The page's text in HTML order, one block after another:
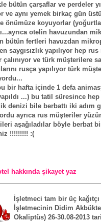
bütün çarşaflar ve perdeler
ve aynı yemek birkaç gün
önümüze koyuyorlar
otelin havuzundan
bütün fertleri havuzdan
saygısızlık yapılıyor hep
çalınıyor ve türk müşterilere
rusça yapılıyor türk
bir hafta içinde 1 defa
...) bu tatil süresince
denizi bile berbattı iki adım
ayrıca rus müşteriler
aşağıladılar böyle berbat
!!!!!!!!! :(
hakkında şikayet yaz
İşletmeci tam bir üç kağıtçı
İşletmecinin Didim
Okaliptüs) 26-30.08-2013